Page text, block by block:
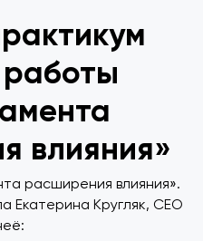
влияния»
расширения влияния».
Екатерина Кругляк, CEO